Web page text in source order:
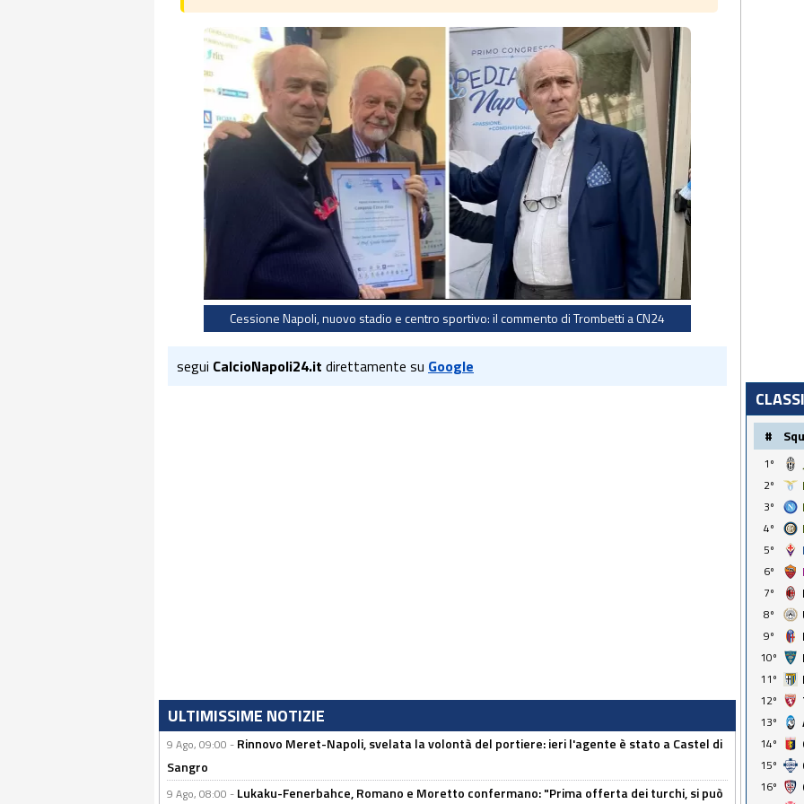
Cessione Napoli, nuovo stadio e centro sportivo: il commento di Trombetti a CN24
segui CalcioNapoli24.it direttamente su Google
ULTIMISSIME NOTIZIE
9 Ago, 09:00 - Rinnovo Meret-Napoli, svelata la volontà del portiere: ieri l'agente è stato a Castel di
Sangro
9 Ago, 08:00 - Lukaku-Fenerbahce, Romano e Moretto confermano: "Prima offerta dei turchi, si può
#
1º
2º
3º
4º
5º
6º
7º
8º
9º
10º
11º
12º
13º
14º
15º
16º